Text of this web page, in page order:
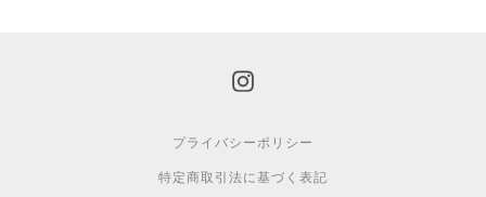
プライバシーポリシー
特定商取引法に基づく表記